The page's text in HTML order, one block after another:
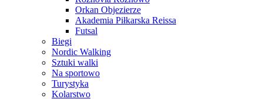
Orkan Objezierze
Akademia Piłkarska Reissa
Futsal
Biegi
Nordic Walking
Sztuki walki
Na sportowo
Turystyka
Kolarstwo